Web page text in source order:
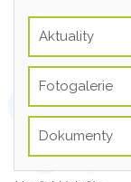
Aktuality
Fotogalerie
Dokumenty